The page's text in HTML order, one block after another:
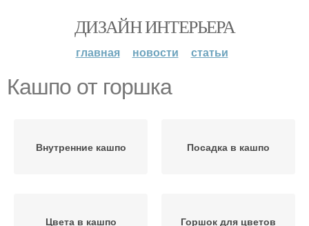
ДИЗАЙН ИНТЕРЬЕРА
главная новости статьи
Кашпо от горшка
Внутренние кашпо Посадка в кашпо
Цвета в кашпо Горшок для цветов